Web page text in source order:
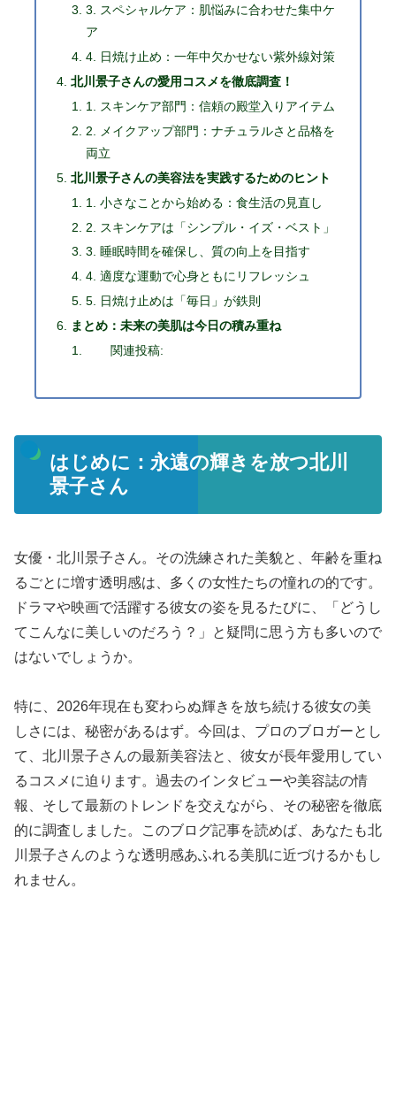
3. スペシャルケア：肌悩みに合わせた集中ケ
ア
4. 日焼け止め：一年中欠かせない紫外線対策
北川景子さんの愛用コスメを徹底調査！
1. スキンケア部門：信頼の殿堂入りアイテム
2. メイクアップ部門：ナチュラルさと品格を
両立
北川景子さんの美容法を実践するためのヒント
1. 小さなことから始める：食生活の見直し
2. スキンケアは「シンプル・イズ・ベスト」
3. 睡眠時間を確保し、質の向上を目指す
4. 適度な運動で心身ともにリフレッシュ
5. 日焼け止めは「毎日」が鉄則
まとめ：未来の美肌は今日の積み重ね
関連投稿:
はじめに：永遠の輝きを放つ北川
景子さん
女優・北川景子さん。その洗練された美貌と、年齢を重ね
るごとに増す透明感は、多くの女性たちの憧れの的です。
ドラマや映画で活躍する彼女の姿を見るたびに、「どうし
てこんなに美しいのだろう？」と疑問に思う方も多いので
はないでしょうか。
特に、2026年現在も変わらぬ輝きを放ち続ける彼女の美
しさには、秘密があるはず。今回は、プロのブロガーとし
て、北川景子さんの最新美容法と、彼女が長年愛用してい
るコスメに迫ります。過去のインタビューや美容誌の情
報、そして最新のトレンドを交えながら、その秘密を徹底
的に調査しました。このブログ記事を読めば、あなたも北
川景子さんのような透明感あふれる美肌に近づけるかもし
れません。